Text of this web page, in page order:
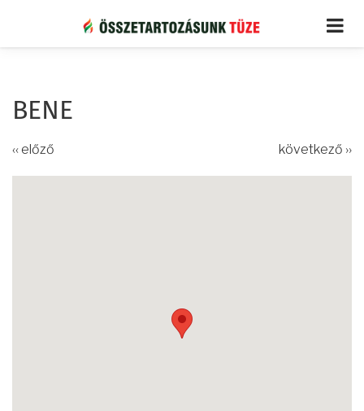
tartalomra
BENE
‹‹ előző következő ››